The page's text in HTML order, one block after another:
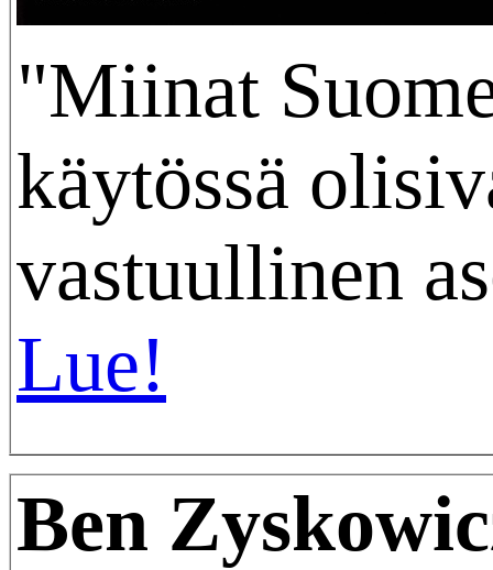
"Miinat
käytössä
vastuullinen
Lue!
Ben